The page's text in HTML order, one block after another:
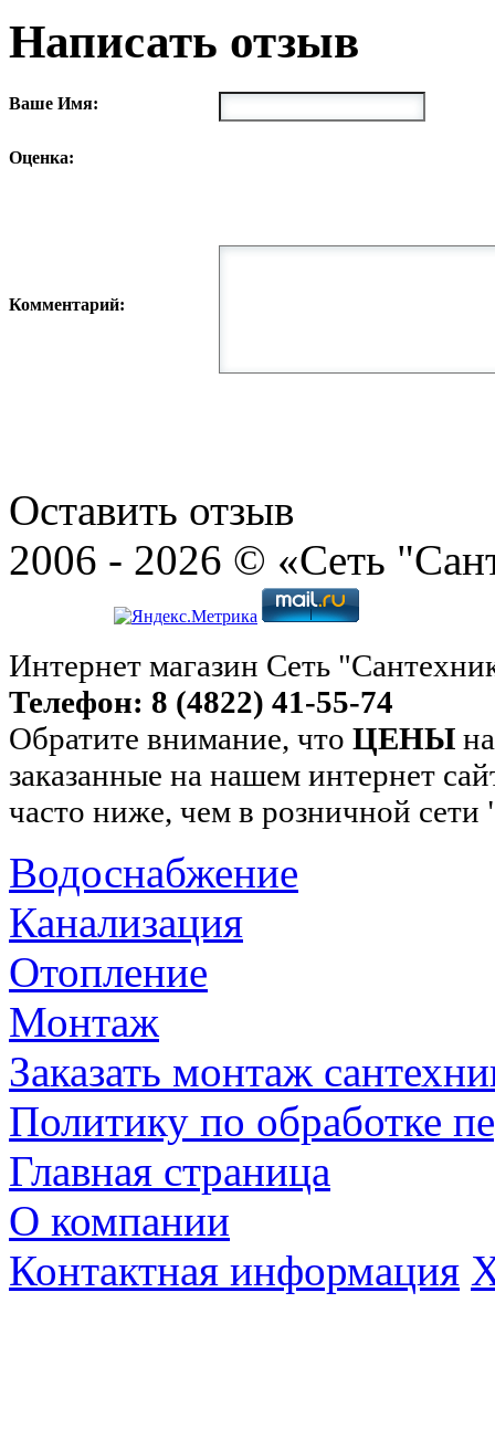
Написать отзыв
Ваше Имя:
Оценка:
Комментарий:
Оставить отзыв
2006 - 2026 © «Сеть
Интернет магазин Сеть
Телефон: 8 (4822) 41-55-74
Обратите внимание, что ЦЕНЫ
заказанные на нашем интернет
часто ниже, чем в розничной
Водоснабжение
Канализация
Отопление
Монтаж
Заказать монтаж
Политику по обработке
Главная страница
О компании
Контактная информация